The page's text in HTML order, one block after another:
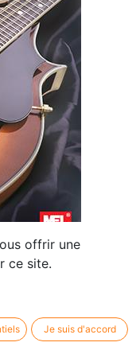
Method
offrir une
ce site.
Je suis d'accord